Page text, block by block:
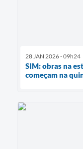
28 JAN 2026 - 09h24
SIM: obras na
começam na